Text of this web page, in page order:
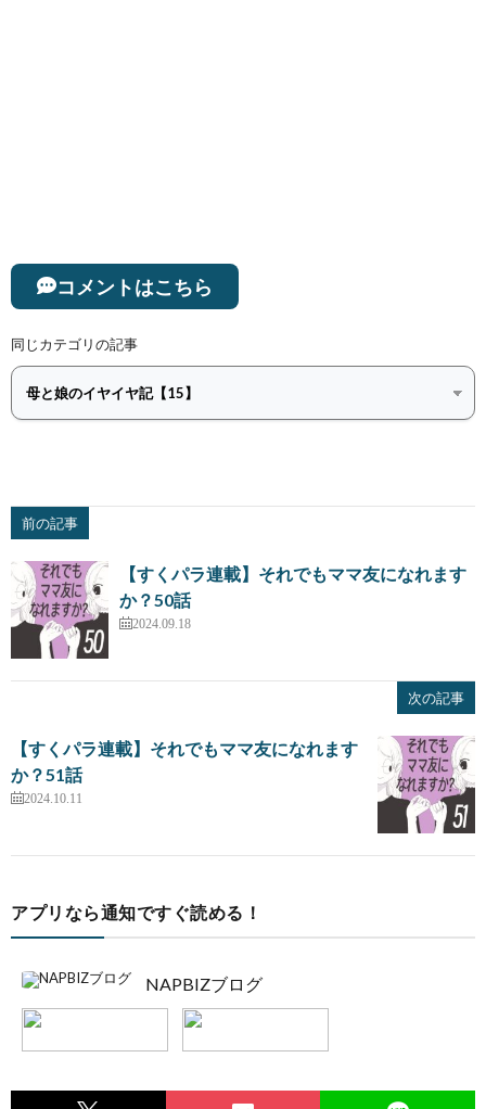
コメントはこちら
同じカテゴリの記事
前の記事
【すくパラ連載】それでもママ友になれます
か？50話
2024.09.18
次の記事
【すくパラ連載】それでもママ友になれます
か？51話
2024.10.11
アプリなら通知ですぐ読める！
NAPBIZブログ